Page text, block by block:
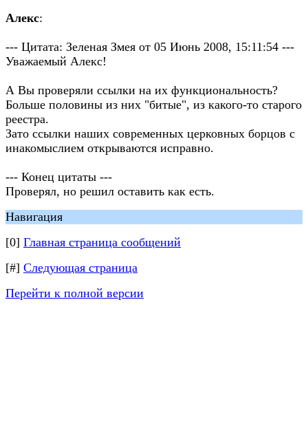
Алекс:
--- Цитата: Зеленая Змея от 05 Июнь 2008, 15:11:54 ---
Уважаемый Алекс!
А Вы проверяли ссылки на их функциональность?
Больше половины из них "битые", из какого-то старого
реестра.
Зато ссылки наших современных церковных борцов с
инакомыслием открываются исправно.
--- Конец цитаты ---
Проверял, но решил оставить как есть.
Навигация
[0] Главная страница сообщений
[#] Следующая страница
Перейти к полной версии